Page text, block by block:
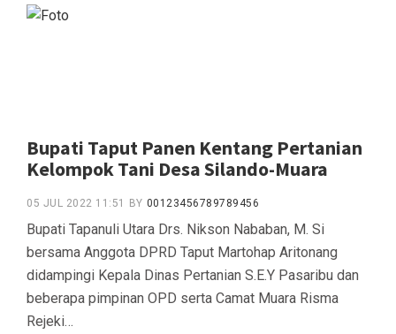
Bupati Taput Panen Kentang Pertanian
Kelompok Tani Desa Silando-Muara
05 JUL 2022 11:51 BY 00123456789789456
Bupati Tapanuli Utara Drs. Nikson Nababan, M. Si
bersama Anggota DPRD Taput Martohap Aritonang
didampingi Kepala Dinas Pertanian S.E.Y Pasaribu dan
beberapa pimpinan OPD serta Camat Muara Risma
Rejeki…